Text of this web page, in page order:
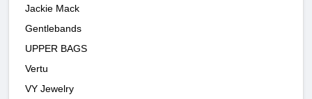
Jackie Mack
Gentlebands
UPPER BAGS
Vertu
VY Jewelry